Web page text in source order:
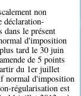
non
déclaration-
dans le présent
d'imposition
tard le 30 juin
de 5 points
du 1er juillet
normal d'imposition
régularisation est